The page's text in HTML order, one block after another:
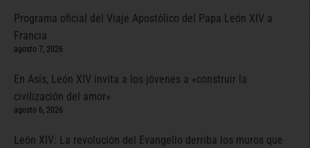
Programa oficial del Viaje Apostólico del Papa León XIV a
Francia
agosto 7, 2026
En Asís, León XIV invita a los jóvenes a «construir la
civilización del amor»
agosto 6, 2026
León XIV: La revolución del Evangelio derriba los muros que